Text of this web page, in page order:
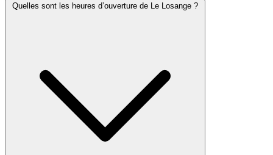
Quelles sont les heures d’ouverture de Le Losange ?